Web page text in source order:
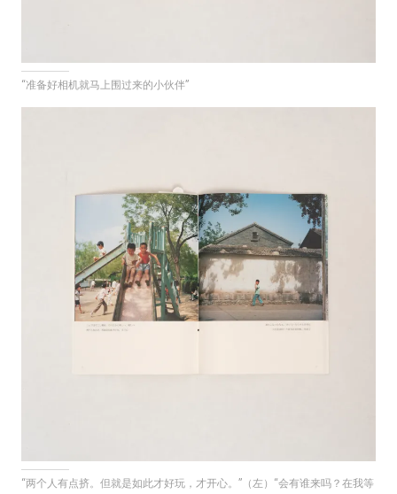
“准备好相机就马上围过来的小伙伴”
“两个人有点挤。但就是如此才好玩，才开心。”（左）“会有谁来吗？在我等